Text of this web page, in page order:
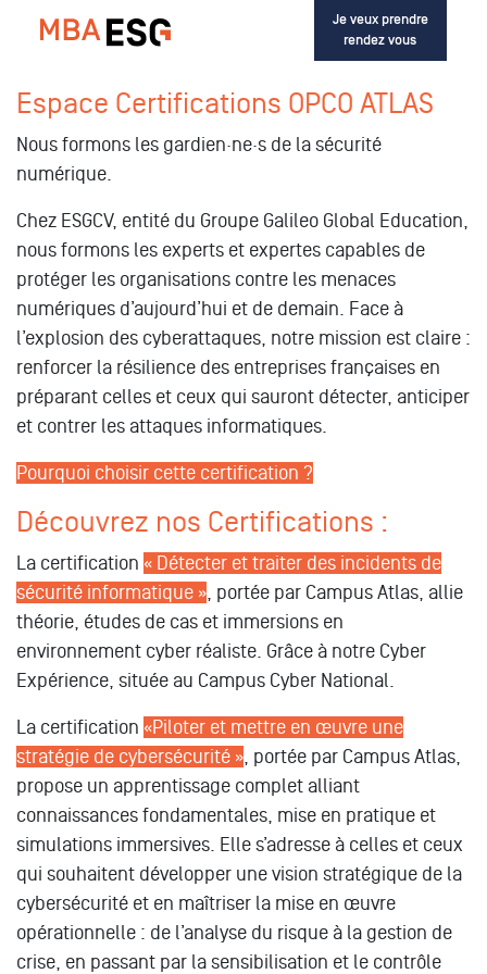
Espace Certifications OPCO ATLAS
Nous formons les gardien·ne·s de la sécurité
numérique.
Chez ESGCV, entité du Groupe Galileo Global Education,
nous formons les experts et expertes capables de
protéger les organisations contre les menaces
numériques d’aujourd’hui et de demain. Face à
l’explosion des cyberattaques, notre mission est claire :
renforcer la résilience des entreprises françaises en
préparant celles et ceux qui sauront détecter, anticiper
et contrer les attaques informatiques.
Pourquoi choisir cette certification ?
Découvrez nos Certifications :
La certification « Détecter et traiter des incidents de
sécurité informatique », portée par Campus Atlas, allie
théorie, études de cas et immersions en
environnement cyber réaliste. Grâce à notre Cyber
Expérience, située au Campus Cyber National.
La certification «Piloter et mettre en œuvre une
stratégie de cybersécurité », portée par Campus Atlas,
propose un apprentissage complet alliant
connaissances fondamentales, mise en pratique et
simulations immersives. Elle s’adresse à celles et ceux
qui souhaitent développer une vision stratégique de la
cybersécurité et en maîtriser la mise en œuvre
opérationnelle : de l’analyse du risque à la gestion de
crise, en passant par la sensibilisation et le contrôle
Je veux prendre
rendez vous